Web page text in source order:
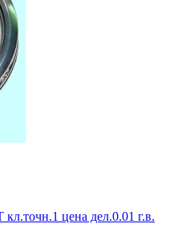
цена дел.0.01 г.в.